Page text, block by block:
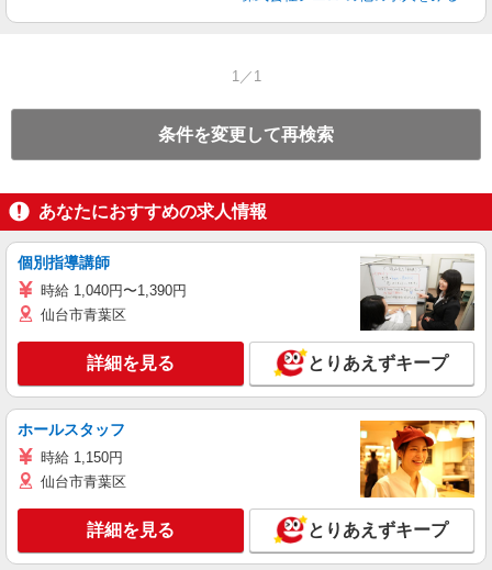
1／1
条件を変更して再検索
あなたにおすすめの求人情報
個別指導講師
時給 1,040円〜1,390円
仙台市青葉区
詳細を見る とりあえずキープ
ホールスタッフ
時給 1,150円
仙台市青葉区
詳細を見る とりあえずキープ